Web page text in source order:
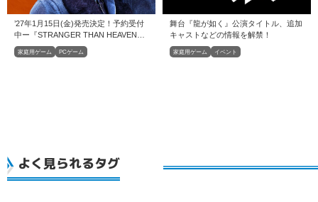
家庭用ゲーム PCゲーム
’27年1月15日(金)発売決定！予約受付
中ー『STRANGER THAN HEAVEN』
今冬発売決定！
家庭用ゲーム イベント
舞台『龍が如く』公演タイトル、追加
キャストなどの情報を解禁！
よく見られるタグ